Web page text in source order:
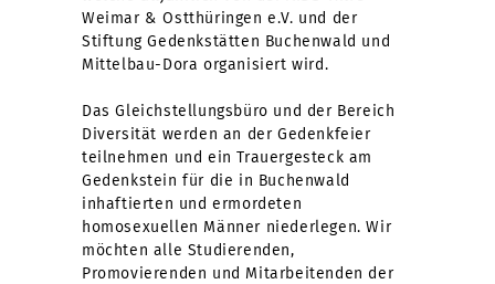
Weimar & Ostthüringen e.V. und der
Stiftung Gedenkstätten Buchenwald und
Mittelbau-Dora organisiert wird.
Das Gleichstellungsbüro und der Bereich
Diversität werden an der Gedenkfeier
teilnehmen und ein Trauergesteck am
Gedenkstein für die in Buchenwald
inhaftierten und ermordeten
homosexuellen Männer niederlegen. Wir
möchten alle Studierenden,
Promovierenden und Mitarbeitenden der